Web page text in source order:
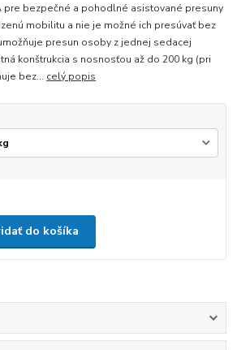
pre bezpečné a pohodlné asistované presuny
mobilitu a nie je možné ich presúvať bez
presun osoby z jednej sedacej
konštrukcia s nosnosťou až do 200 kg (pri
bez... celý popis
do košíka